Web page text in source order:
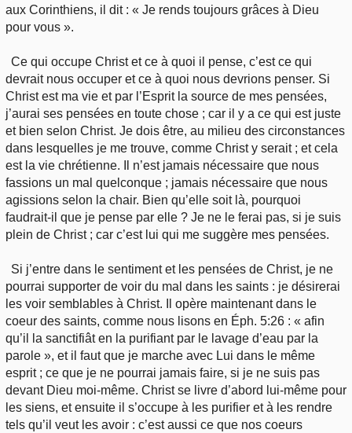
aux Corinthiens, il dit : « Je rends toujours grâces à Dieu
pour vous ».
Ce qui occupe Christ et ce à quoi il pense, c’est ce qui
devrait nous occuper et ce à quoi nous devrions penser. Si
Christ est ma vie et par l’Esprit la source de mes pensées,
j’aurai ses pensées en toute chose ; car il y a ce qui est juste
et bien selon Christ. Je dois être, au milieu des circonstances
dans lesquelles je me trouve, comme Christ y serait ; et cela
est la vie chrétienne. Il n’est jamais nécessaire que nous
fassions un mal quelconque ; jamais nécessaire que nous
agissions selon la chair. Bien qu’elle soit là, pourquoi
faudrait-il que je pense par elle ? Je ne le ferai pas, si je suis
plein de Christ ; car c’est lui qui me suggère mes pensées.
Si j’entre dans le sentiment et les pensées de Christ, je ne
pourrai supporter de voir du mal dans les saints : je désirerai
les voir semblables à Christ. Il opère maintenant dans le
coeur des saints, comme nous lisons en Éph. 5:26 : « afin
qu’il la sanctifiât en la purifiant par le lavage d’eau par la
parole », et il faut que je marche avec Lui dans le même
esprit ; ce que je ne pourrai jamais faire, si je ne suis pas
devant Dieu moi-même. Christ se livre d’abord lui-même pour
les siens, et ensuite il s’occupe à les purifier et à les rendre
tels qu’il veut les avoir : c’est aussi ce que nos coeurs